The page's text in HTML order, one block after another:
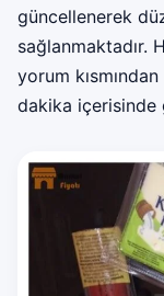
güncellenerek
sağlanmaktadır.
yorum
dakika içerisinde